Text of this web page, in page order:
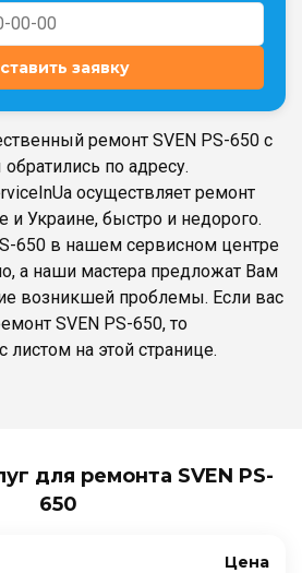
заявку
ремонт SVEN PS-650 с
по адресу.
осуществляет ремонт
и Украине, быстро и недорого.
650 в нашем сервисном центре
а наши мастера предложат Вам
возникшей проблемы. Если вас
SVEN PS-650, то
листом на этой странице.
для ремонта SVEN PS-
650
Цена